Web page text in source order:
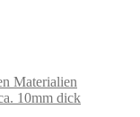
Materialien
10mm dick